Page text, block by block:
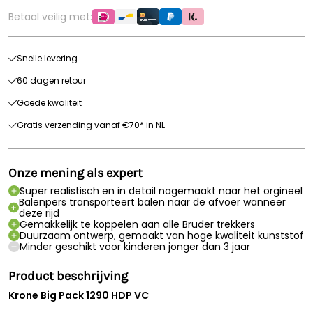
Betaal veilig met:
Snelle levering
60 dagen retour
Goede kwaliteit
Gratis verzending vanaf €70* in NL
Onze mening als expert
Super realistisch en in detail nagemaakt naar het orgineel
Balenpers transporteert balen naar de afvoer wanneer
deze rijd
Gemakkelijk te koppelen aan alle Bruder trekkers
Duurzaam ontwerp, gemaakt van hoge kwaliteit kunststof
Minder geschikt voor kinderen jonger dan 3 jaar
Product beschrijving
Krone Big Pack 1290 HDP VC